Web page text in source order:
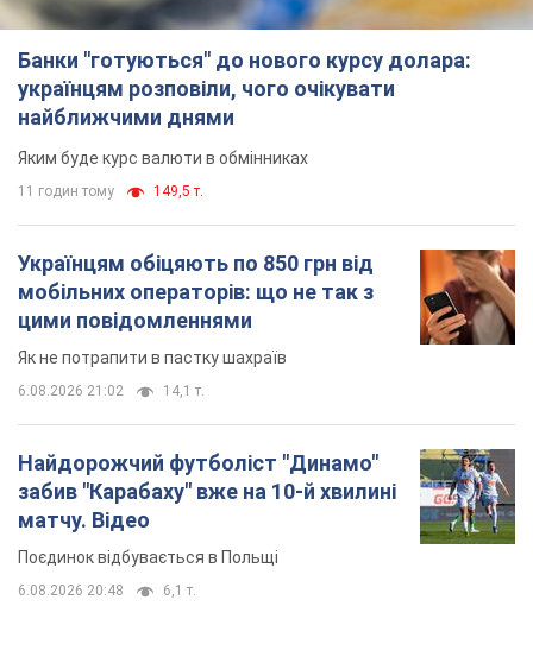
Банки "готуються" до нового курсу долара:
українцям розповіли, чого очікувати
найближчими днями
Яким буде курс валюти в обмінниках
11 годин тому 149,5 т.
Українцям обіцяють по 850 грн від
мобільних операторів: що не так з
цими повідомленнями
Як не потрапити в пастку шахраїв
6.08.2026 21:02 14,1 т.
Найдорожчий футболіст "Динамо"
забив "Карабаху" вже на 10-й хвилині
матчу. Відео
Поєдинок відбувається в Польщі
6.08.2026 20:48 6,1 т.